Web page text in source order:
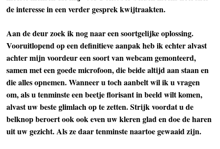
de interesse in een verder gesprek kwijtraakten.
Aan de deur zoek ik nog naar een soortgelijke oplossing.
Vooruitlopend op een definitieve aanpak heb ik echter alvast
achter mijn voordeur een soort van webcam gemonteerd,
samen met een goede microfoon, die beide altijd aan staan en
die alles opnemen. Wanneer u toch aanbelt wil ik u vragen
om, als u tenminste een beetje florisant in beeld wilt komen,
alvast uw beste glimlach op te zetten. Strijk voordat u de
belknop beroert ook ook even uw kleren glad en doe de haren
uit uw gezicht. Als ze daar tenminste naartoe gewaaid zijn.